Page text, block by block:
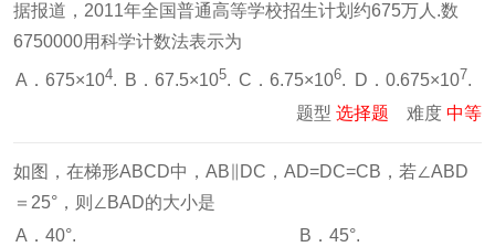
据报道，2011年全国普通高等学校招生计划约675万人.数
6750000用科学计数法表示为
A．675×104. B．67.5×105. C．6.75×106. D．0.675×107.
题型 选择题 难度 中等
如图，在梯形ABCD中，AB∥DC，AD=DC=CB，若∠ABD
＝25°，则∠BAD的大小是
A．40°.
B．45°.